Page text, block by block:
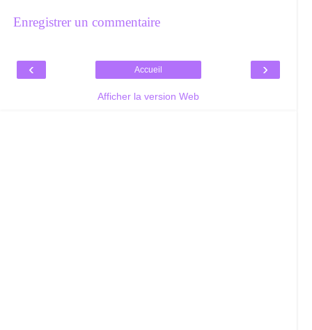
Enregistrer un commentaire
‹ ›
Accueil
Afficher la version Web